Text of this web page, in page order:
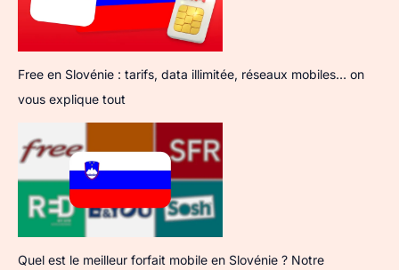
Free en Slovénie : tarifs, data illimitée, réseaux mobiles… on
vous explique tout
Quel est le meilleur forfait mobile en Slovénie ? Notre